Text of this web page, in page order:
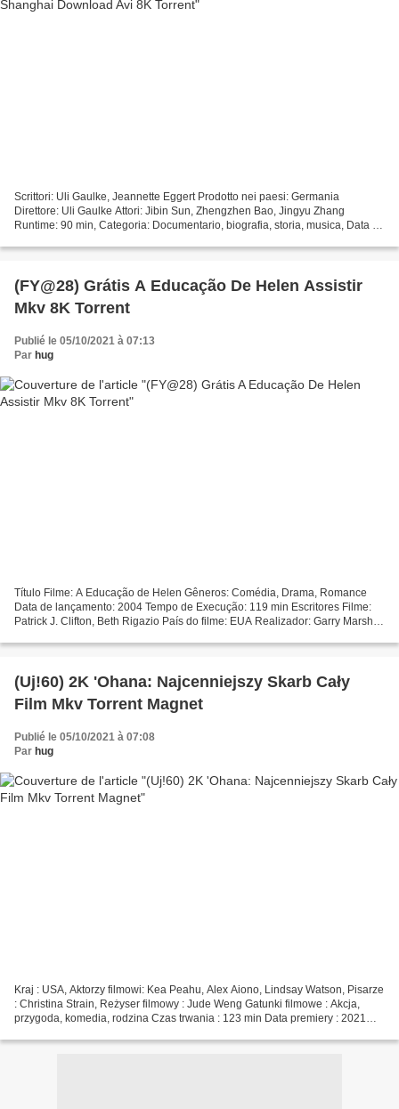
Scrittori: Uli Gaulke, Jeannette Eggert Prodotto nei paesi: Germania
Direttore: Uli Gaulke Attori: Jibin Sun, Zhengzhen Bao, Jingyu Zhang
Runtime: 90 min, Categoria: Documentario, biografia, storia, musica, Data di
(FY@28) Grátis A Educação De Helen Assistir
Mkv 8K Torrent
Publié le 05/10/2021 à 07:13
Par hug
Título Filme: A Educação de Helen Gêneros: Comédia, Drama, Romance
Data de lançamento: 2004 Tempo de Execução: 119 min Escritores Filme:
Patrick J. Clifton, Beth Rigazio País do filme: EUA Realizador: Garry Marshall
(Uj!60) 2K 'Ohana: Najcenniejszy Skarb Cały
Film Mkv Torrent Magnet
Publié le 05/10/2021 à 07:08
Par hug
Kraj : USA, Aktorzy filmowi: Kea Peahu, Alex Aiono, Lindsay Watson, Pisarze
: Christina Strain, Reżyser filmowy : Jude Weng Gatunki filmowe : Akcja,
przygoda, komedia, rodzina Czas trwania : 123 min Data premiery : 2021